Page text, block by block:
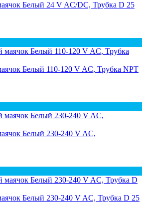
Белый 24 V AC/DC, Трубка D 25
Белый 110-120 V AC, Трубка NPT
Белый 230-240 V AC,
Белый 230-240 V AC, Трубка D 25